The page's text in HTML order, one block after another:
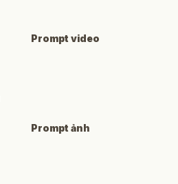
Prompt video
Prompt ảnh